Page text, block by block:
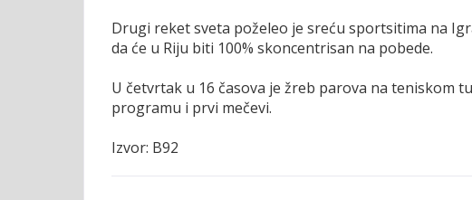
Drugi reket sveta poželeo je sreću sportsitima na
da će u Riju biti 100% skoncentrisan na pobede.
U četvrtak u 16 časova je žreb parova na teniskom
programu i prvi mečevi.
Izvor: B92